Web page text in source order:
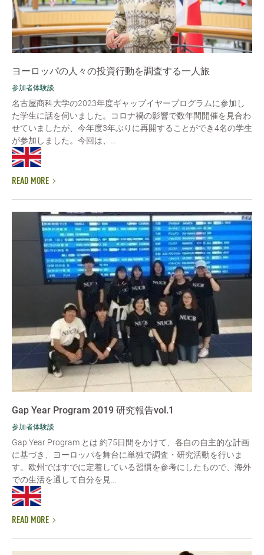
ヨーロッパの人々の投資行動を調査する一人旅
参加者体験談
名古屋商科大学の2023年度ギャップイヤープログラムに参加し
た学生に話を伺いました。コロナ禍の影響で数年間開催を見合わ
せていましたが、今年度3年ぶりに再開することができ4名の学生
が参加しました。今回は、...
READ MORE
Gap Year Program 2019 研究報告vol.1
参加者体験談
Gap Year Program とは 約75日間をかけて、各自の自主的な計画
に基づき、ヨーロッパを舞台に単独で調査・研究活動を行いま
す。欧州ではすでに定着している習慣を参考にしたもので、海外
での生活を通して自分を見...
READ MORE